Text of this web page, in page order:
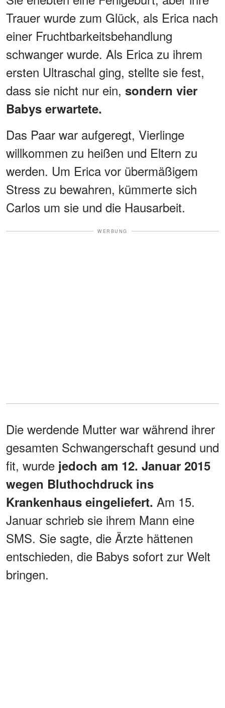
Trauer wurde zum Glück, als Erica nach
einer Fruchtbarkeitsbehandlung
schwanger wurde. Als Erica zu ihrem
ersten Ultraschal ging, stellte sie fest,
dass sie nicht nur ein, sondern vier
Babys erwartete.
Das Paar war aufgeregt, Vierlinge
willkommen zu heißen und Eltern zu
werden. Um Erica vor übermäßigem
Stress zu bewahren, kümmerte sich
Carlos um sie und die Hausarbeit.
WERBUNG
Die werdende Mutter war während ihrer
gesamten Schwangerschaft gesund und
fit, wurde jedoch am 12. Januar 2015
wegen Bluthochdruck ins
Krankenhaus eingeliefert. Am 15.
Januar schrieb sie ihrem Mann eine
SMS. Sie sagte, die Ärzte hättenen
entschieden, die Babys sofort zur Welt
bringen.